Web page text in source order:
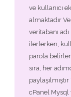
ve kullanıcı
almaktadır
veritabanı
ilerlerken,
parola
sıra, her
cPanel Mysql